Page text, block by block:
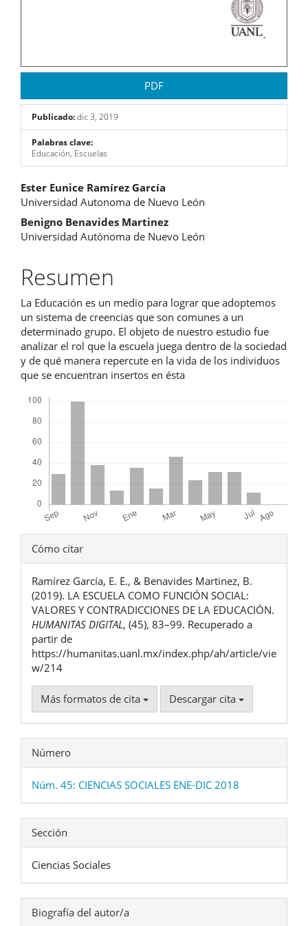
PDF
Publicado:dic 3, 2019
Palabras clave:
Educación, Escuelas
Contenido
principal
del
artículo
Ester Eunice Ramírez García
Universidad Autonoma de Nuevo León
Benigno Benavides Martinez
Universidad Autónoma de Nuevo León
Resumen
La Educación es un medio para lograr que adoptemos
un sistema de creencias que son comunes a un
determinado grupo. El objeto de nuestro estudio fue
analizar el rol que la escuela juega dentro de la sociedad
y de qué manera repercute en la vida de los individuos
que se encuentran insertos en ésta
Detalles
del
artículo
Cómo citar
Ramírez García, E. E., & Benavides Martinez, B.
(2019). LA ESCUELA COMO FUNCIÓN SOCIAL:
VALORES Y CONTRADICCIONES DE LA EDUCACIÓN.
HUMANITAS DIGITAL, (45), 83–99. Recuperado a
partir de
https://humanitas.uanl.mx/index.php/ah/article/vie
w/214
Más formatos de cita Descargar cita
Número
Núm. 45: CIENCIAS SOCIALES ENE-DIC 2018
Sección
Ciencias Sociales
Biografía del autor/a